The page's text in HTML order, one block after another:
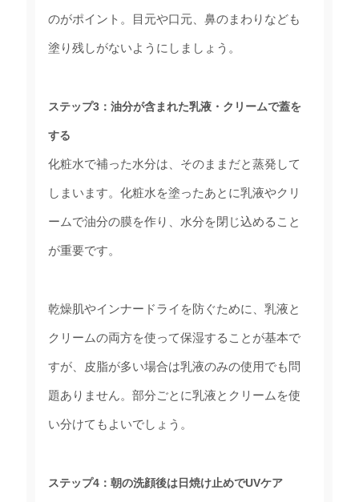
のがポイント。目元や口元、鼻のまわりなども
塗り残しがないようにしましょう。
ステップ3：油分が含まれた乳液・クリームで蓋を
する
化粧水で補った水分は、そのままだと蒸発して
しまいます。化粧水を塗ったあとに乳液やクリ
ームで油分の膜を作り、水分を閉じ込めること
が重要です。
乾燥肌やインナードライを防ぐために、乳液と
クリームの両方を使って保湿することが基本で
すが、皮脂が多い場合は乳液のみの使用でも問
題ありません。部分ごとに乳液とクリームを使
い分けてもよいでしょう。
ステップ4：朝の洗顔後は日焼け止めでUVケア